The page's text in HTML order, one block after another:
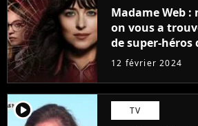
Madame Web :
on vous a
de super-héros
12 février 2024
player2 TV